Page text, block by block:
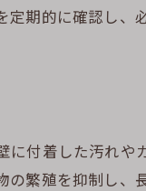
定期的に確認し、
に付着した汚れや
の繁殖を抑制し、